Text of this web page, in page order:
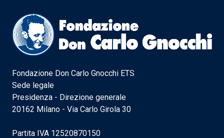
Fondazione Don Carlo Gnocchi ETS
Sede legale
Presidenza - Direzione generale
20162 Milano - Via Carlo Girola 30
Partita IVA 12520870150